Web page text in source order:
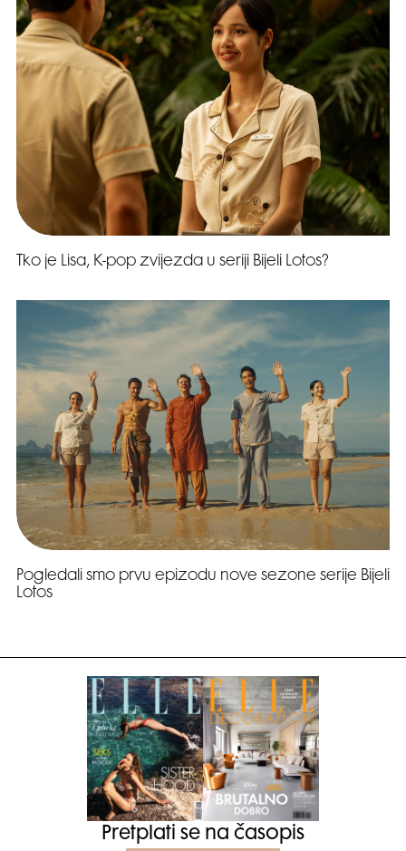
Tko je Lisa, K-pop zvijezda u seriji Bijeli Lotos?
Pogledali smo prvu epizodu nove sezone serije Bijeli
Lotos
Pretplati se na časopis